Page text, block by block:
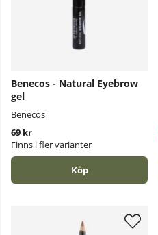
Benecos - Natural Eyebrow
gel
Benecos
69 kr
Finns i fler varianter
Köp